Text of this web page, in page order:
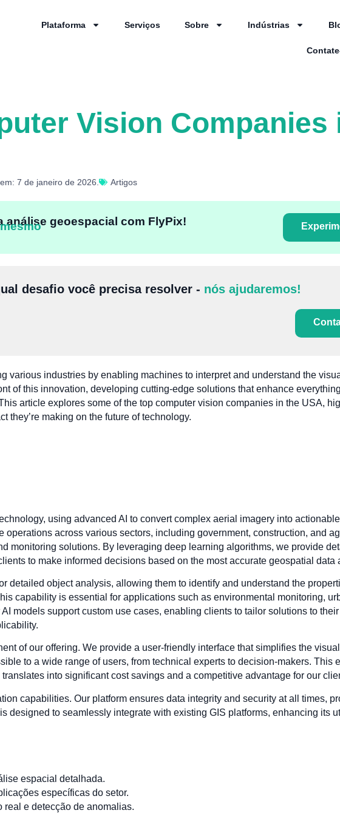
Plataforma Serviços Sobre Indústrias
Vision Companies
7 de janeiro de 2026. Artigos
análise geoespacial com FlyPix!
desafio você precisa resolver - nós ajudaremos!
various industries by enabling machines to interpret and understand the
of this innovation, developing cutting-edge solutions that enhance
article explores some of the top computer vision companies in the USA,
they’re making on the future of technology.
using advanced AI to convert complex aerial imagery into
operations across various sectors, including government, construction, and
monitoring solutions. By leveraging deep learning algorithms, we provide
to make informed decisions based on the most accurate geospatial data
detailed object analysis, allowing them to identify and understand the
capability is essential for applications such as environmental monitoring,
models support custom use cases, enabling clients to tailor solutions to
of our offering. We provide a user-friendly interface that simplifies the
to a wide range of users, from technical experts to decision-makers. This
into significant cost savings and a competitive advantage for our
capabilities. Our platform ensures data integrity and security at all times,
designed to seamlessly integrate with existing GIS platforms, enhancing its
espacial detalhada.
específicas do setor.
real e detecção de anomalias.